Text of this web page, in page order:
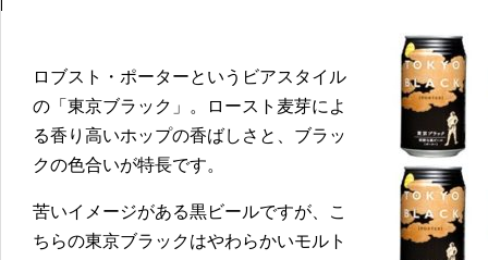
ロブスト・ポーターというビアスタイル
の「東京ブラック」。ロースト麦芽によ
る香り高いホップの香ばしさと、ブラッ
クの色合いが特長です。
苦いイメージがある黒ビールですが、こ
ちらの東京ブラックはやわらかいモルト